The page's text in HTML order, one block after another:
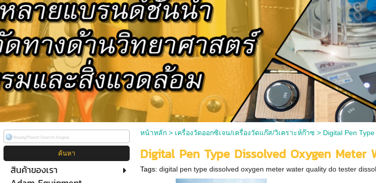
สินค้าของเรา
หน้าหลัก> เครื่องวัดออกซิเจน/เครื่องวัดแก๊ส/วิเคราะห์ก๊าซ > Digital Pen
Digital Pen Type Dissolved Oxygen Meter
Tags:digital pen type dissolved oxygen meter water quality do tester